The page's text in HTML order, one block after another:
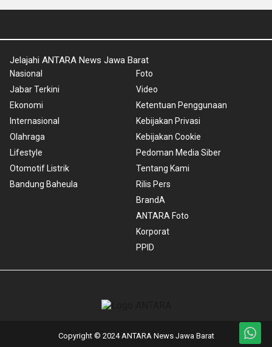
Jelajahi ANTARA News Jawa Barat
Nasional
Jabar Terkini
Ekonomi
Internasional
Olahraga
Lifestyle
Otomotif Listrik
Bandung Baheula
Foto
Video
Ketentuan Penggunaan
Kebijakan Privasi
Kebijakan Cookie
Pedoman Media Siber
Tentang Kami
Rilis Pers
BrandA
ANTARA Foto
Korporat
PPID
Copyright © 2024 ANTARA News Jawa Barat